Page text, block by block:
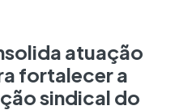
atuação
fortalecer a
sindical do